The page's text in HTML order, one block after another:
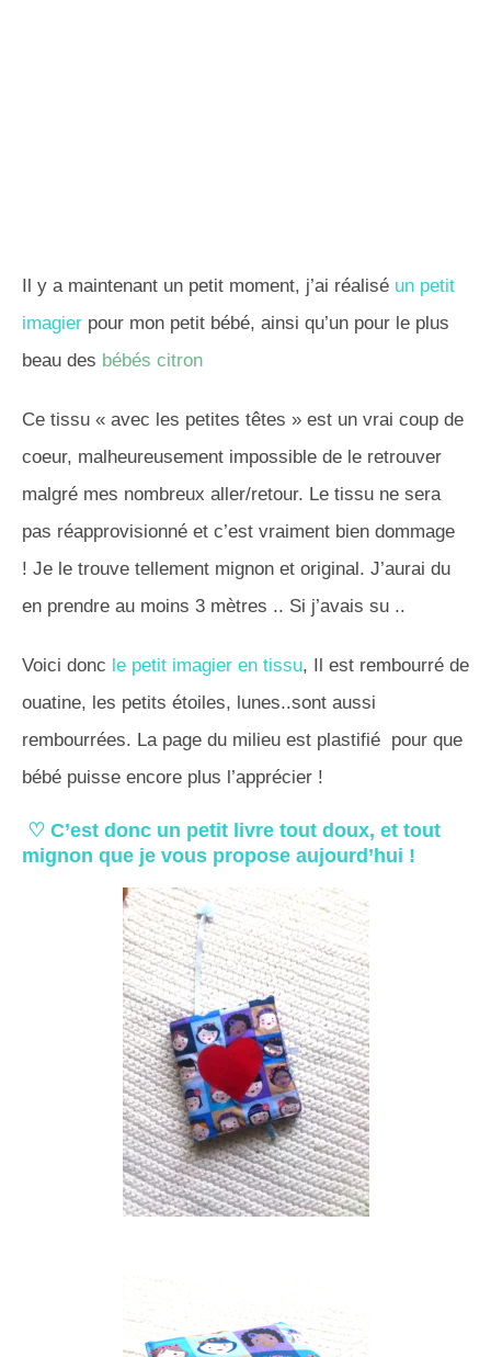
Il y a maintenant un petit moment, j’ai réalisé un petit
imagier pour mon petit bébé, ainsi qu’un pour le plus
beau des bébés citron
Ce tissu « avec les petites têtes » est un vrai coup de
coeur, malheureusement impossible de le retrouver
malgré mes nombreux aller/retour. Le tissu ne sera
pas réapprovisionné et c’est vraiment bien dommage
! Je le trouve tellement mignon et original. J’aurai du
en prendre au moins 3 mètres .. Si j’avais su ..
Voici donc le petit imagier en tissu, Il est rembourré de
ouatine, les petits étoiles, lunes..sont aussi
rembourrées. La page du milieu est plastifié pour que
bébé puisse encore plus l’apprécier !
♡ C’est donc un petit livre tout doux, et tout
mignon que je vous propose aujourd’hui !